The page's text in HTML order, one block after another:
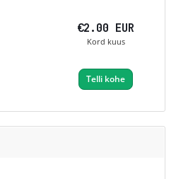
€2.00 EUR
Kord kuus
Telli kohe